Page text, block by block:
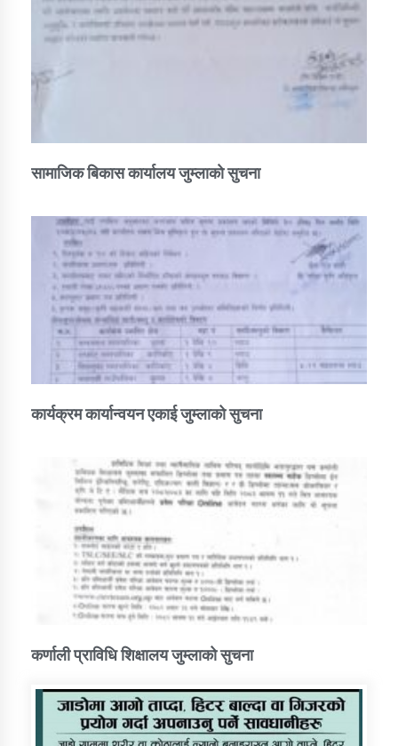
सामाजिक बिकास कार्यालय जुम्लाकाे सुचना
कार्यक्रम कार्यान्वयन एकाई जुम्लाको सुचना
कर्णाली प्राविधि शिक्षालय जुम्लाको सुचना